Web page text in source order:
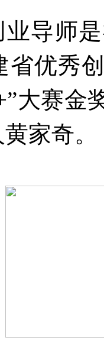
导师
省优秀
大赛金
家奇。